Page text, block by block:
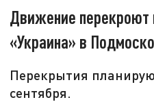
Движение перекроют
«Украина» в
Перекрытия
сентября.